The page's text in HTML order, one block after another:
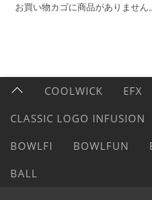
お買い物カゴに商品がありませ
COOLWICK EFX
CLASSIC LOGO INFUSION
BOWLFI
BOWLFUN
BALL